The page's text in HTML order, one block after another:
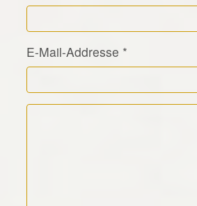
E-Mail-Addresse *
Kommentar Text